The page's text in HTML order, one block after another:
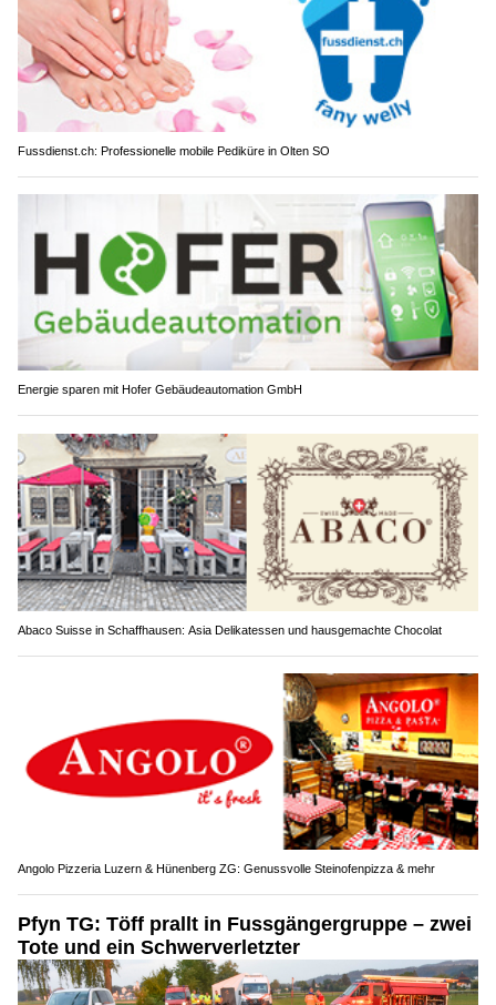
Fussdienst.ch: Professionelle mobile Pediküre in Olten SO
Energie sparen mit Hofer Gebäudeautomation GmbH
Abaco Suisse in Schaffhausen: Asia Delikatessen und hausgemachte Chocolat
Angolo Pizzeria Luzern & Hünenberg ZG: Genussvolle Steinofenpizza & mehr
Pfyn TG: Töff prallt in Fussgängergruppe – zwei
Tote und ein Schwerverletzter